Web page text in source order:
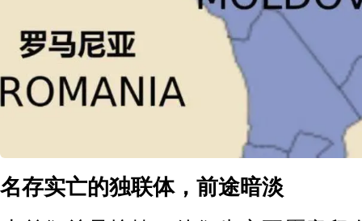
名存实亡的独联体，前途暗淡